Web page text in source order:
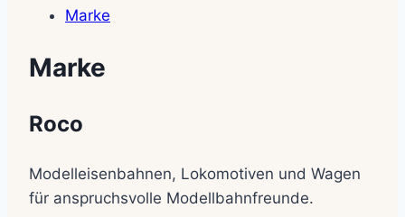
Marke
Marke
Roco
Modelleisenbahnen, Lokomotiven und Wagen
für anspruchsvolle Modellbahnfreunde.